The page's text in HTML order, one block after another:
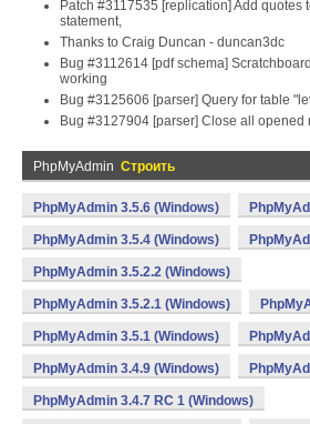
Patch #3117535 [replication] Add quotes
statement,
Thanks to Craig Duncan - duncan3dc
Bug #3112614 [pdf schema]
working
Bug #3125606 [parser] Query for table
Bug #3127904 [parser] Close all opened
PhpMyAdmin Строить
PhpMyAdmin 3.5.6 (Windows)
PhpMyAdmin 3.5.4 (Windows)
PhpMyAdmin 3.5.2.2 (Windows)
PhpMyAdmin 3.5.2.1 (Windows)
PhpMyAdmin 3.5.1 (Windows)
PhpMyAdmin 3.4.9 (Windows)
PhpMyAdmin 3.4.7 RC 1 (Windows)